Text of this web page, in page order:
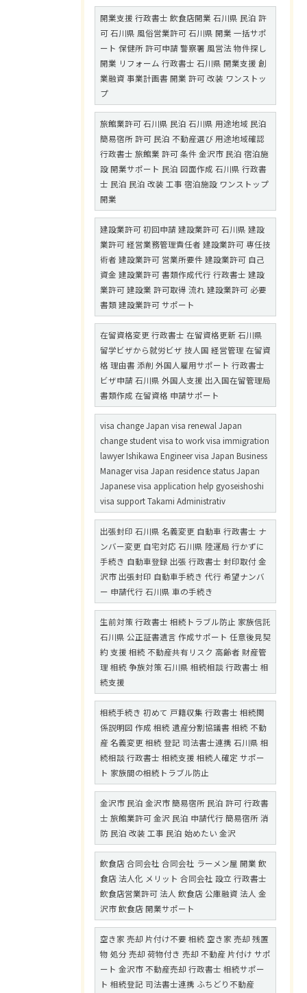
開業支援 行政書士 飲食店開業 石川県 民泊 許
可 石川県 風俗営業許可 石川県 開業 一括サポ
ート 保健所 許可申請 警察署 風営法 物件探し
開業 リフォーム 行政書士 石川県 開業支援 創
業融資 事業計画書 開業 許可 改装 ワンストッ
プ
旅館業許可 石川県 民泊 石川県 用途地域 民泊
簡易宿所 許可 民泊 不動産選び 用途地域確認
行政書士 旅館業 許可 条件 金沢市 民泊 宿泊施
設 開業サポート 民泊 図面作成 石川県 行政書
士 民泊 民泊 改装 工事 宿泊施設 ワンストップ
開業
建設業許可 初回申請 建設業許可 石川県 建設
業許可 経営業務管理責任者 建設業許可 専任技
術者 建設業許可 営業所要件 建設業許可 自己
資金 建設業許可 書類作成代行 行政書士 建設
業許可 建設業 許可取得 流れ 建設業許可 必要
書類 建設業許可 サポート
在留資格変更 行政書士 在留資格更新 石川県
留学ビザから就労ビザ 技人国 経営管理 在留資
格 理由書 添削 外国人雇用サポート 行政書士
ビザ申請 石川県 外国人支援 出入国在留管理局
書類作成 在留資格 申請サポート
visa change Japan visa renewal Japan
change student visa to work visa immigration
lawyer Ishikawa Engineer visa Japan Business
Manager visa Japan residence status Japan
Japanese visa application help gyoseishoshi
visa support Takami Administrativ
出張封印 石川県 名義変更 自動車 行政書士 ナ
ンバー変更 自宅対応 石川県 陸運局 行かずに
手続き 自動車登録 出張 行政書士 封印取付 金
沢市 出張封印 自動車手続き 代行 希望ナンバ
ー 申請代行 石川県 車の手続き
生前対策 行政書士 相続トラブル防止 家族信託
石川県 公正証書遺言 作成サポート 任意後見契
約 支援 相続 不動産共有リスク 高齢者 財産管
理 相続 争族対策 石川県 相続相談 行政書士 相
続支援
相続手続き 初めて 戸籍収集 行政書士 相続関
係説明図 作成 相続 遺産分割協議書 相続 不動
産 名義変更 相続 登記 司法書士連携 石川県 相
続相談 行政書士 相続支援 相続人確定 サポー
ト 家族間の相続トラブル防止
金沢市 民泊 金沢市 簡易宿所 民泊 許可 行政書
士 旅館業許可 金沢 民泊 申請代行 簡易宿所 消
防 民泊 改装 工事 民泊 始めたい 金沢
飲食店 合同会社 合同会社 ラーメン屋 開業 飲
食店 法人化 メリット 合同会社 設立 行政書士
飲食店営業許可 法人 飲食店 公庫融資 法人 金
沢市 飲食店 開業サポート
空き家 売却 片付け不要 相続 空き家 売却 残置
物 処分 売却 荷物付き 売却 不動産 片付け サポ
ート 金沢市 不動産売却 行政書士 相続サポー
ト 相続登記 司法書士連携 ふちどり不動産